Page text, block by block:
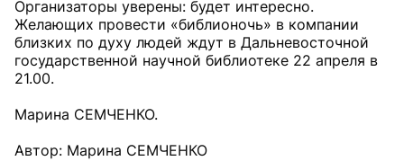
Организаторы уверены: будет интересно.
Желающих провести «библионочь» в компании
близких по духу людей ждут в Дальневосточной
государственной научной библиотеке 22 апреля в
21.00.
Марина СЕМЧЕНКО.
Автор: Марина СЕМЧЕНКО